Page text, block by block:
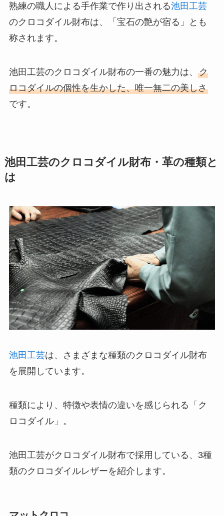
熟練の職人による手作業で作り出される池田工芸
のクロコダイル財布は、「宝石の艶が宿る」とも
称されます。
池田工芸のクロコダイル財布の一番の魅力は、 ク
ロコダイルの個性を生かした、唯一無二の美しさ
です。
池田工芸のクロコダイル財布・革の種類と
は
池田工芸は、さまざまな種類のクロコダイル財布
を展開しています。
種類により、特徴や表情の違いを感じられる「ク
ロコダイル」。
池田工芸がクロコダイル財布で採用している、3種
類のクロコダイルレザーを紹介します。